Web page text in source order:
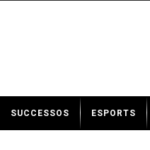
SUCCESSOS ESPORTS